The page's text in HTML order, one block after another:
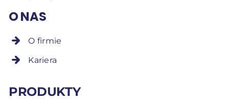
O NAS
O firmie
Kariera
PRODUKTY